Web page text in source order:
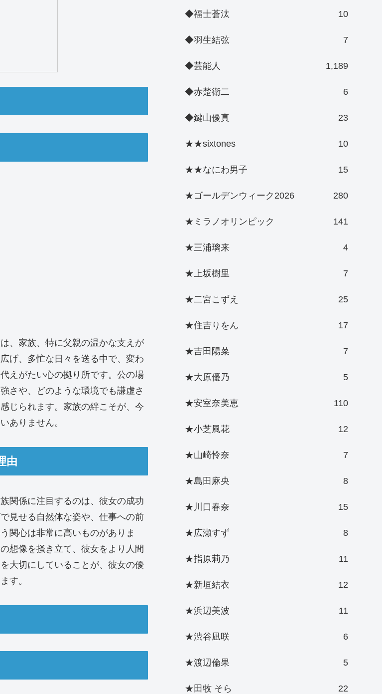
、家族、特に父親の温かな支えが
げ、多忙な日々を送る中で、変わ
えがたい心の拠り所です。公の場
さや、どのような環境でも謙虚さ
じられます。家族の絆こそが、今
ありません。
由
関係に注目するのは、彼女の成功
見せる自然体な姿や、仕事への前
関心は非常に高いものがありま
想像を掻き立て、彼女をより人間
大切にしていることが、彼女の優
す。
◆福士蒼汰 10
◆羽生結弦 7
◆芸能人 1,189
◆赤楚衛二 6
◆鍵山優真 23
★★sixtones 10
★★なにわ男子 15
★ゴールデンウィーク2026 280
★ミラノオリンピック 141
★三浦璃来 4
★上坂樹里 7
★二宮こずえ 25
★住吉りをん 17
★吉田陽菜 7
★大原優乃 5
★安室奈美恵 110
★小芝風花 12
★山崎怜奈 7
★島田麻央 8
★川口春奈 15
★広瀬すず 8
★指原莉乃 11
★新垣結衣 12
★浜辺美波 11
★渋谷凪咲 6
★渡辺倫果 5
★田牧 そら 22